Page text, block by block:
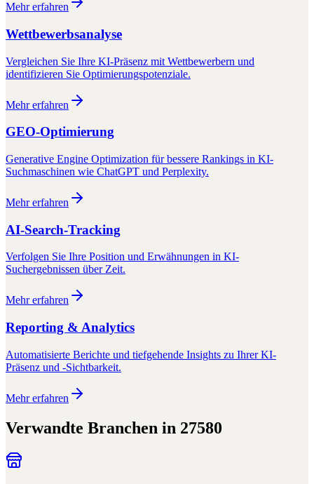
Mehr erfahren
Wettbewerbsanalyse
Vergleichen Sie Ihre KI-Präsenz mit Wettbewerbern und
identifizieren Sie Optimierungspotenziale.
Mehr erfahren
GEO-Optimierung
Generative Engine Optimization für bessere Rankings in KI-
Suchmaschinen wie ChatGPT und Perplexity.
Mehr erfahren
AI-Search-Tracking
Verfolgen Sie Ihre Position und Erwähnungen in KI-
Suchergebnissen über Zeit.
Mehr erfahren
Reporting & Analytics
Automatisierte Berichte und tiefgehende Insights zu Ihrer KI-
Präsenz und -Sichtbarkeit.
Mehr erfahren
Verwandte Branchen in 27580